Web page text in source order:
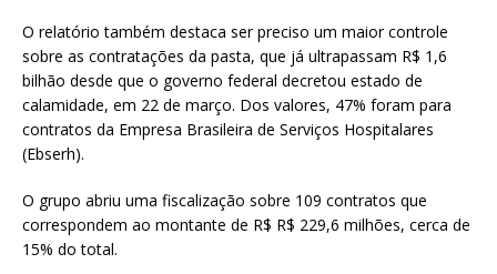
O relatório também destaca ser preciso um maior controle
sobre as contratações da pasta, que já ultrapassam R$ 1,6
bilhão desde que o governo federal decretou estado de
calamidade, em 22 de março. Dos valores, 47% foram para
contratos da Empresa Brasileira de Serviços Hospitalares
(Ebserh).
O grupo abriu uma fiscalização sobre 109 contratos que
correspondem ao montante de R$ R$ 229,6 milhões, cerca de
15% do total.